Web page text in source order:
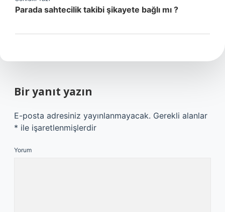
Parada sahtecilik takibi şikayete bağlı mı ?
Bir yanıt yazın
E-posta adresiniz yayınlanmayacak. Gerekli alanlar
* ile işaretlenmişlerdir
Yorum